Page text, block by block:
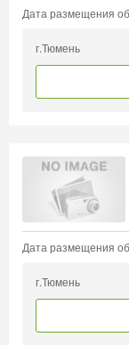
Дата размещения
г.Тюмень
Дата размещения
г.Тюмень